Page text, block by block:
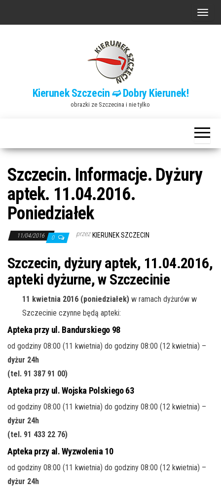
P
n
a
w
Kierunek Szczecin ➫ Dobry Kierunek!
obrazki ze Szczecina i nie tylko
Szczecin. Informacje. Dyżury
aptek. 11.04.2016.
Poniedziałek
11/04/2016 0 przez KIERUNEK SZCZECIN
Szczecin, dyżury aptek, 11.04.2016,
apteki dyżurne, w Szczecinie
11 kwietnia 2016 (poniedziałek) w ramach dyżurów w
Szczecinie czynne będą apteki:
Apteka przy ul. Bandurskiego 98
od godziny 08:00 (11 kwietnia) do godziny 08:00 (12 kwietnia) –
dyżur 24h
(tel. 91 387 91 00)
Apteka przy ul. Wojska Polskiego 63
od godziny 08:00 (11 kwietnia) do godziny 08:00 (12 kwietnia) –
dyżur 24h
(tel. 91 433 22 76)
Apteka przy al. Wyzwolenia 10
od godziny 08:00 (11 kwietnia) do godziny 08:00 (12 kwietnia) –
dyżur 24h